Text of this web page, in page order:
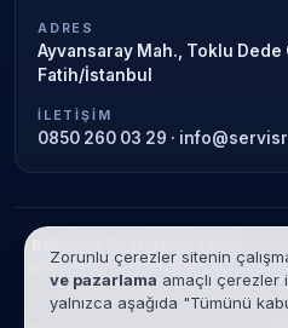
ADRES
Ayvansaray Mah., Toklu Dede
Fatih/İstanbul
İLETIŞIM
0850 260 03 29 ·
servis kapsamındaki cihazlar için
tanımlama amaçlıdır; yetkili
Zorunlu çerezler sitenin
ve pazarlama amaçlı çerezler
yalnızca aşağıda "Tümünü